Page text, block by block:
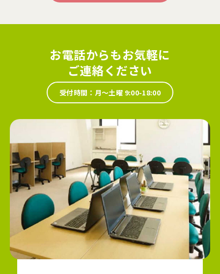
お電話からもお気軽に
ご連絡ください
受付時間：月～土曜 9:00-18:00